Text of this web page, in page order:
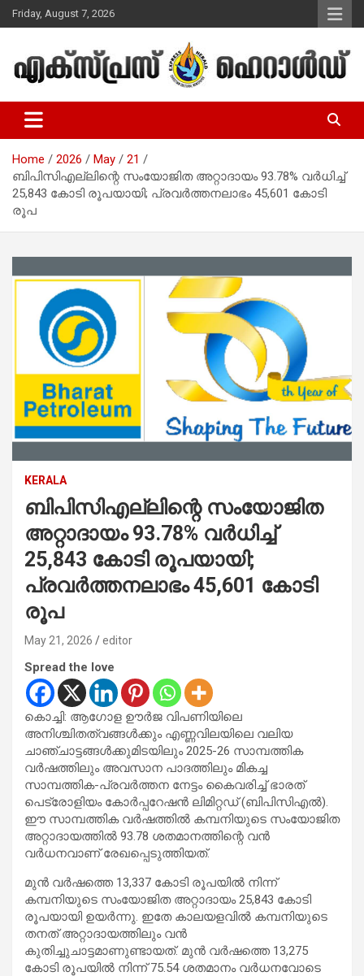
Skip
to
Friday, August 7, 2026
Express Herald – Malayalam
Christian News
Home 2026 May
21
ബിപിസിഎല്ലിന്റെ സംയോജിത അറ്റാദായം 93.78% വര്‍ധിച്ച്
25,843 കോടി രൂപയായി; പ്രവർത്തനലാഭം 45,601 കോടി
രൂപ
KERALA
ബിപിസിഎല്ലിന്റെ സംയോജിത
അറ്റാദായം 93.78% വര്‍ധിച്ച്
25,843 കോടി രൂപയായി;
പ്രവർത്തനലാഭം 45,601 കോടി
രൂപ
May 21, 2026 editor
Spread the love
കൊച്ചി: ആഗോള ഊർജ വിപണിയിലെ
അനിശ്ചിതത്വങ്ങൾക്കും എണ്ണവിലയിലെ വലിയ
ചാഞ്ചാട്ടങ്ങൾക്കുമിടയിലും 2025-26 സാമ്പത്തിക
വർഷത്തിലും അവസാന പാദത്തിലും മികച്ച
സാമ്പത്തിക-പ്രവർത്തന നേട്ടം കൈവരിച്ച് ഭാരത്
പെട്രോളിയം കോർപ്പറേഷൻ ലിമിറ്റഡ് (ബിപിസിഎൽ).
ഈ സാമ്പത്തിക വർഷത്തിൽ കമ്പനിയുടെ സംയോജിത
അറ്റാദായത്തിൽ 93.78 ശതമാനത്തിന്റെ വൻ
വർധനവാണ് രേഖപ്പെടുത്തിയത്.
മുൻ വർഷത്തെ 13,337 കോടി രൂപയിൽ നിന്ന്
കമ്പനിയുടെ സംയോജിത അറ്റാദായം 25,843 കോടി
രൂപയായി ഉയർന്നു. ഇതേ കാലയളവിൽ കമ്പനിയുടെ
തനത് അറ്റാദായത്തിലും വൻ
കുതിച്ചുചാട്ടമാണുണ്ടായത്. മുൻ വർഷത്തെ 13,275
കോടി രൂപയിൽ നിന്ന് 75.54 ശതമാനം വർധനവോടെ